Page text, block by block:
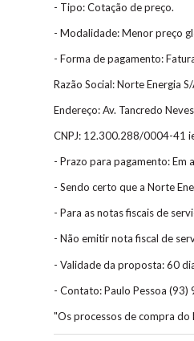
- Tipo: Cotação de preço.
- Modalidade: Menor preço
- Forma de pagamento:
Razão Social: Norte Energia
Endereço: Av. Tancredo
CNPJ: 12.300.288/0004-41
- Prazo para pagamento: Em
- Sendo certo que a Norte
- Para as notas fiscais de
- Não emitir nota fiscal de
- Validade da proposta: 60
- Contato: Paulo Pessoa
"Os processos de compra do